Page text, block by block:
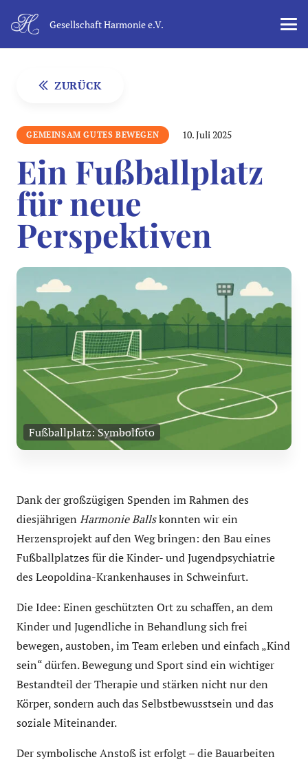
Gesellschaft Harmonie e.V.
ZURÜCK
GEMEINSAM GUTES BEWEGEN 10. Juli 2025
Ein Fußballplatz
für neue
Perspektiven
Fußballplatz: Symbolfoto
Dank der großzügigen Spenden im Rahmen des
diesjährigen Harmonie Ballskonnten wir ein
Herzensprojekt auf den Weg bringen: den Bau eines
Fußballplatzes für die Kinder- und Jugendpsychiatrie
des Leopoldina-Krankenhauses in Schweinfurt.
Die Idee: Einen geschützten Ort zu schaffen, an dem
Kinder und Jugendliche in Behandlung sich frei
bewegen, austoben, im Team erleben und einfach „Kind
sein“ dürfen. Bewegung und Sport sind ein wichtiger
Bestandteil der Therapie und stärken nicht nur den
Körper, sondern auch das Selbstbewusstsein und das
soziale Miteinander.
Der symbolische Anstoß ist erfolgt – die Bauarbeiten